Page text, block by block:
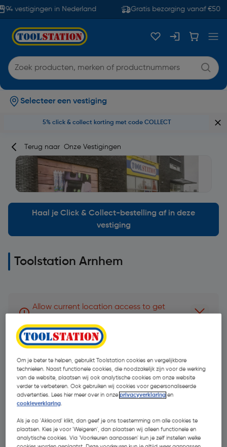
vestigingen in Nederland Gratis bezorging vanaf €50
Selecteer een vestiging
5% click & collect korting met code COLLECT
Terug naar Onze Vestigingen
Haal je Click & Collect-bestelling af in deze
vestiging
Toolstation Arnhem
Allow current location access to get
Adres:
Snelliusweg 24, 6827 DH Arnhem
Routebeschrijving
+31 71 581 5050
Om je beter te helpen, gebruikt Toolstation cookies en vergelijkbare
technieken. Naast functionele cookies, die noodzakelijk zijn voor de werking
van de website, plaatsen wij ook analytische cookies om onze website
verder te verbeteren. Ook gebruiken wij cookies voor gepersonaliseerde
advertenties. Lees hier meer over in onzeprivacyverklaring en
cookieverklaring.
Als je op 'Akkoord' klikt, dan geef je ons toestemming om alle cookies te
plaatsen. Kies je voor 'Weigeren', dan plaatsen wij alleen functionele en
analytische cookies. Via 'Voorkeuren aanpassen' kun je zelf instellen welke